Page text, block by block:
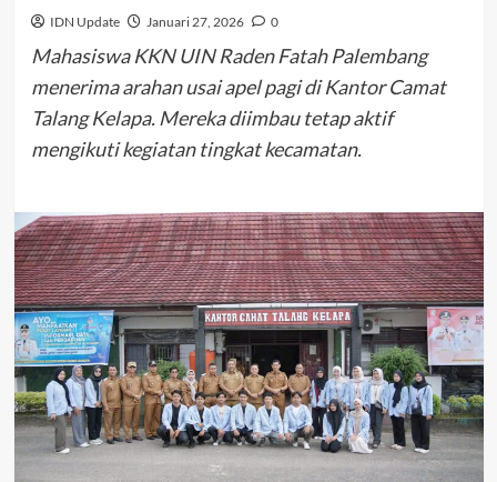
IDN Update Januari 27, 2026 0
Mahasiswa KKN UIN Raden Fatah Palembang
menerima arahan usai apel pagi di Kantor Camat
Talang Kelapa. Mereka diimbau tetap aktif
mengikuti kegiatan tingkat kecamatan.